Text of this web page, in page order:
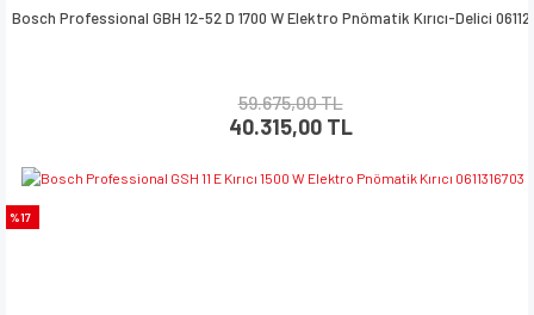
Bosch Professional GBH 12-52 D 1700 W Elektro Pnömatik Kırıcı-Delici
59.675,00 TL
40.315,00 TL
%17